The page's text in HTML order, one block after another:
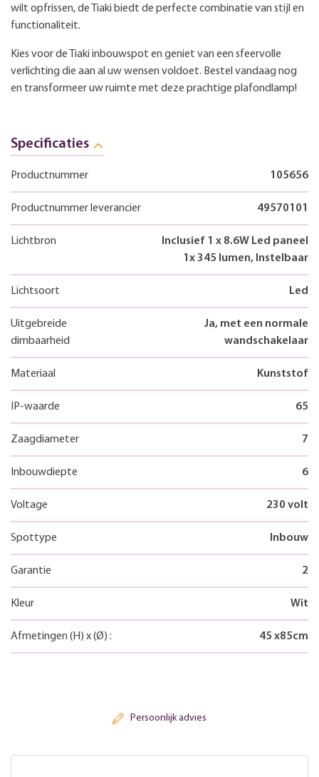
wilt opfrissen, de Tiaki biedt de perfecte combinatie van stijl en
functionaliteit.
Kies voor de Tiaki inbouwspot en geniet van een sfeervolle
verlichting die aan al uw wensen voldoet. Bestel vandaag nog
en transformeer uw ruimte met deze prachtige plafondlamp!
Specificaties
Productnummer 105656
Productnummer leverancier 49570101
Lichtbron
Inclusief 1 x 8.6W Led paneel
1x 345 lumen, Instelbaar
Lichtsoort Led
Uitgebreide
dimbaarheid
Ja, met een normale
wandschakelaar
Materiaal Kunststof
IP-waarde 65
Zaagdiameter 7
Inbouwdiepte 6
Voltage 230 volt
Spottype Inbouw
Garantie 2
Kleur Wit
Afmetingen (H) x(Ø) : 45 x85cm
Persoonlijk advies